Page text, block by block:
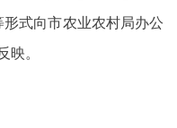
式向市农业农村局办公
。